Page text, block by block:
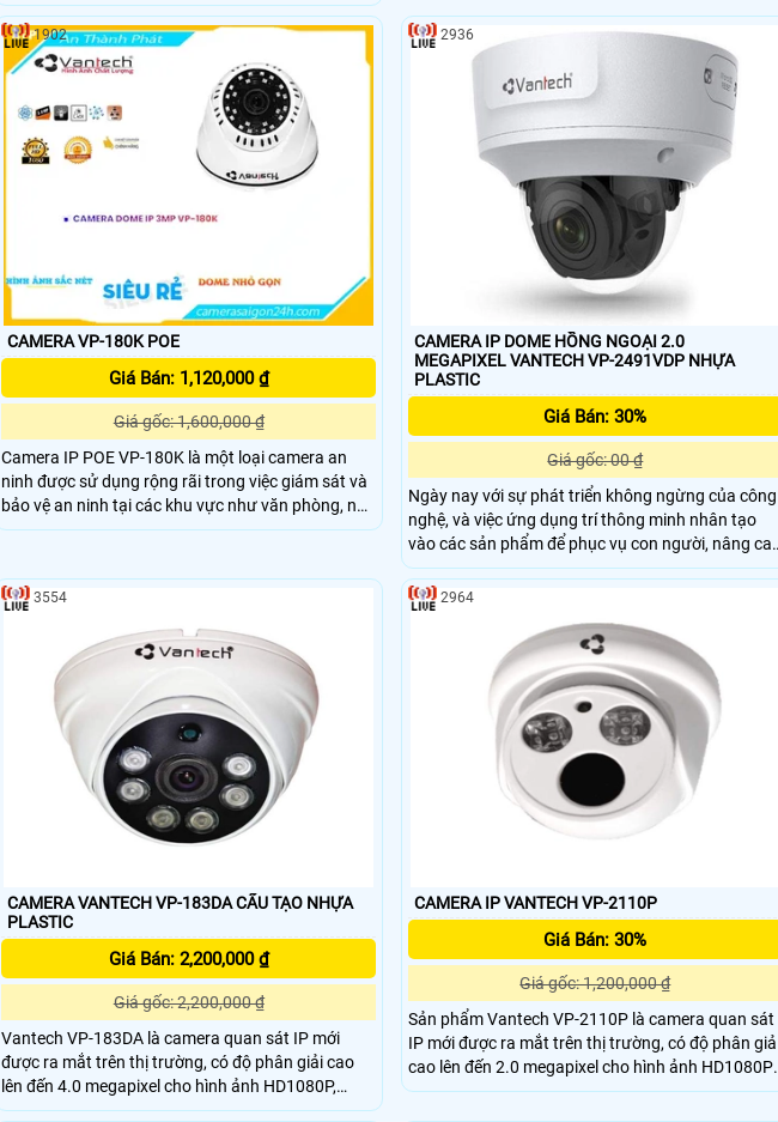
CAMERA VP-180K POE
Giá Bán: 1,120,000 ₫
Giá gốc: 1,600,000 ₫
Camera IP POE VP-180K là một loại camera an
ninh được sử dụng rộng rãi trong việc giám sát và
bảo vệ an ninh tại các khu vực như văn phòng, nhà
ở, cửa hàng, kho bãi và các khu công nghiệp.
Ethernet (POE), giúp cấp nguồn điện trực tiếp
thông qua dây mạng, giúp tiết kiệm thời gian và
công sức trong cài đặt và bảo trì hệ thống
1902
CAMERA IP DOME HỒNG NGOẠI 2.0
MEGAPIXEL VANTECH VP-2491VDP NHỰA
PLASTIC
Giá Bán: 30%
Giá gốc: 00 ₫
Ngày nay với sự phát triển không ngừng của công
nghệ, và việc ứng dụng trí thông minh nhân tạo
vào các sản phẩm để phục vụ con người, nâng
cuộc sống là việc ưu tiên. VANTECH luôn mong
muốn mang đến Quý khách những sản phẩm,
vụ tiện lợi nhất, thông minh với giá thành hợp lý.
2936
CAMERA VANTECH VP-183DA CẤU TẠO NHỰA
PLASTIC
Giá Bán: 2,200,000 ₫
Giá gốc: 2,200,000 ₫
Vantech VP-183DA là camera quan sát IP mới
được ra mắt trên thị trường, có độ phân giải cao
lên đến 4.0 megapixel cho hình ảnh HD1080P,
chống ngược sáng tốt nhất cho việc tái tạo hình
3554
CAMERA IP VANTECH VP-2110P
Giá Bán: 30%
Giá gốc: 1,200,000 ₫
Sản phẩm Vantech VP-2110P là camera quan sát
IP mới được ra mắt trên thị trường, có độ phân
cao lên đến 2.0 megapixel cho hình ảnh HD1080P,
chống ngược sáng tốt nhất cho việc tái tạo hình
2964